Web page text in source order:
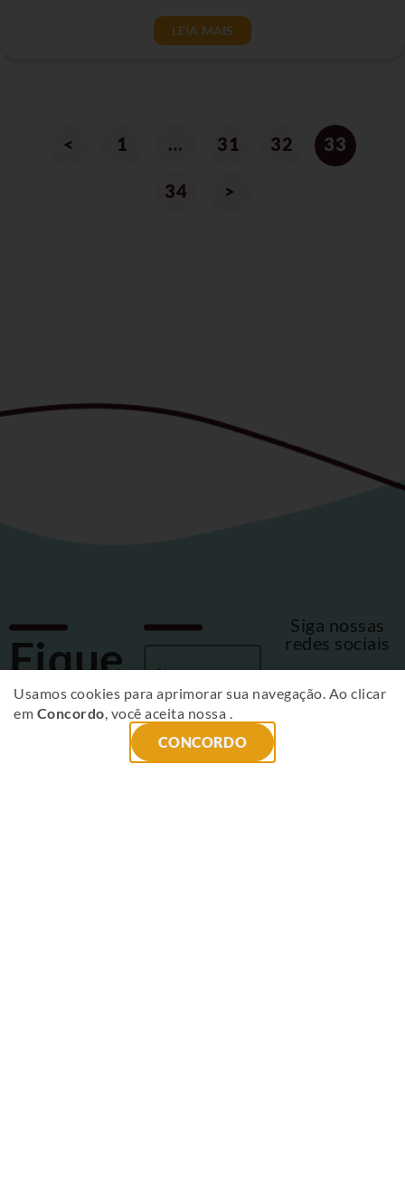
LEIA MAIS
< 1 … 31 32 33
34 >
Fique
por
dentro
Siga nossas
redes sociais
CONCORDO
Usamos cookies para aprimorar sua navegação. Ao clicar
em Concordo, você aceita nossa .